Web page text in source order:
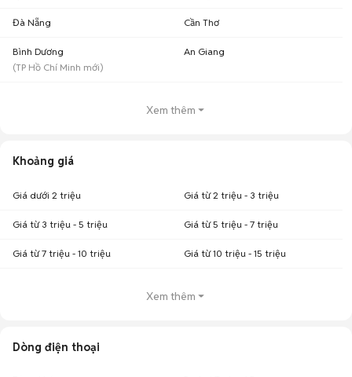
Đà Nẵng Cần Thơ
Bình Dương
(TP Hồ Chí Minh mới)
An Giang
Xem thêm
Khoảng giá
Giá dưới 2 triệu Giá từ 2 triệu - 3 triệu
Giá từ 3 triệu - 5 triệu Giá từ 5 triệu - 7 triệu
Giá từ 7 triệu - 10 triệu Giá từ 10 triệu - 15 triệu
Xem thêm
Dòng điện thoại